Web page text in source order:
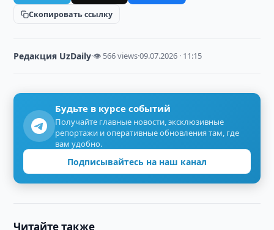
Скопировать ссылку
Редакция UzDaily·👁 566 views·09.07.2026 · 11:15
Будьте в курсе событий
Получайте главные новости, эксклюзивные
репортажи и оперативные обновления там, где
вам удобно.
Подписывайтесь на наш канал
Читайте также